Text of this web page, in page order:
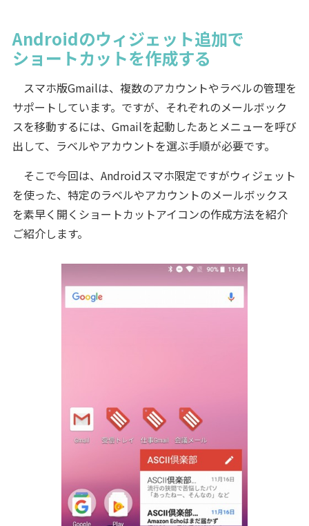
Androidのウィジェット追加で
ショートカットを作成する
スマホ版Gmailは、複数のアカウントやラベルの管理を
サポートしています。ですが、それぞれのメールボック
スを移動するには、Gmailを起動したあとメニューを呼び
出して、ラベルやアカウントを選ぶ手順が必要です。
そこで今回は、Androidスマホ限定ですがウィジェット
を使った、特定のラベルやアカウントのメールボックス
を素早く開くショートカットアイコンの作成方法を紹介
ご紹介します。